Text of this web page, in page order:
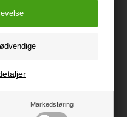
Markedsføring